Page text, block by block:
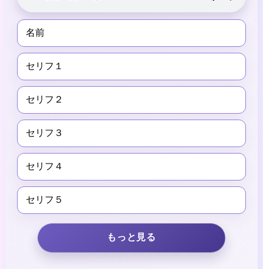
名前
セリフ１
セリフ２
セリフ３
セリフ４
セリフ５
もっと見る